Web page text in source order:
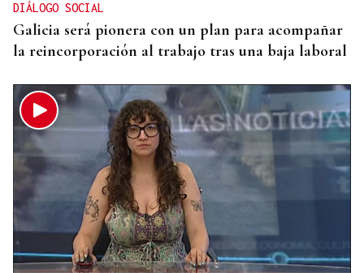
DIÁLOGO SOCIAL
Galicia será pionera con un plan para acompañar
la reincorporación al trabajo tras una baja laboral